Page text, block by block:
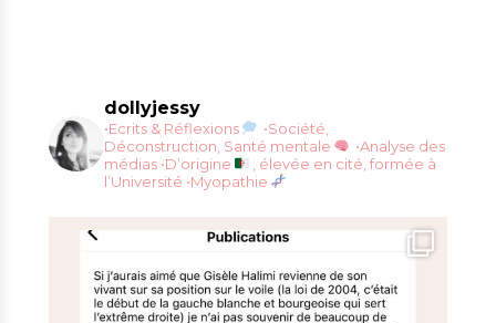
dollyjessy
•Ecrits & Réflexions
•Société,
Déconstruction, Santé mentale
•Analyse des
médias •D’origine
, élevée en cité, formée à
l’Université •Myopathie